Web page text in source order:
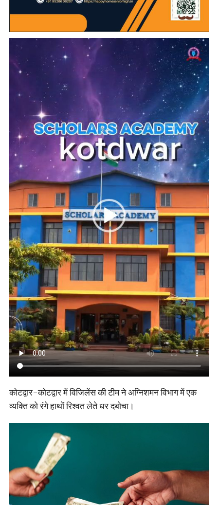
कोटद्वार-कोटद्वार में विजिलेंस की टीम ने अग्निशमन विभाग में एक
व्यक्ति को रंगे हाथों रिश्वत लेते धर दबोचा।